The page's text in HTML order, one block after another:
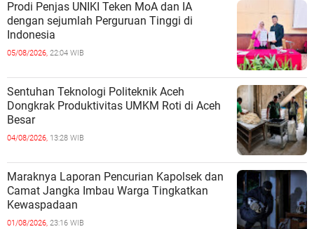
Prodi Penjas UNIKI Teken MoA dan IA
dengan sejumlah Perguruan Tinggi di
Indonesia
05/08/2026, 22:04 WIB
Sentuhan Teknologi Politeknik Aceh
Dongkrak Produktivitas UMKM Roti di Aceh
Besar
04/08/2026, 13:28 WIB
Maraknya Laporan Pencurian Kapolsek dan
Camat Jangka Imbau Warga Tingkatkan
Kewaspadaan
01/08/2026, 23:16 WIB